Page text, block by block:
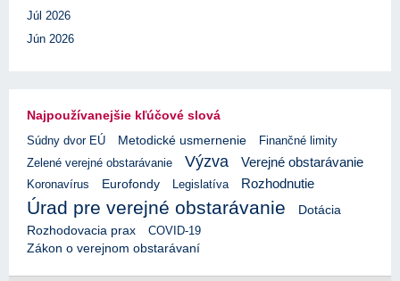
Júl 2026
Jún 2026
Najpoužívanejšie kľúčové slová
Súdny dvor EÚ Metodické usmernenie
Finančné limity
Zelené verejné obstarávanie
Výzva Verejné obstarávanie
Koronavírus Eurofondy Legislatíva Rozhodnutie
Úrad pre verejné obstarávanie Dotácia
Rozhodovacia prax
COVID-19
Zákon o verejnom obstarávaní